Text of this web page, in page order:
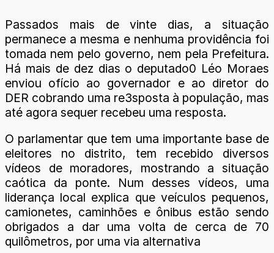
Passados mais de vinte dias, a situação
permanece a mesma e nenhuma providência foi
tomada nem pelo governo, nem pela Prefeitura.
Há mais de dez dias o deputado0 Léo Moraes
enviou ofício ao governador e ao diretor do
DER cobrando uma re3sposta à população, mas
até agora sequer recebeu uma resposta.
O parlamentar que tem uma importante base de
eleitores no distrito, tem recebido diversos
vídeos de moradores, mostrando a situação
caótica da ponte. Num desses vídeos, uma
liderança local explica que veículos pequenos,
camionetes, caminhões e ônibus estão sendo
obrigados a dar uma volta de cerca de 70
quilômetros, por uma via alternativa